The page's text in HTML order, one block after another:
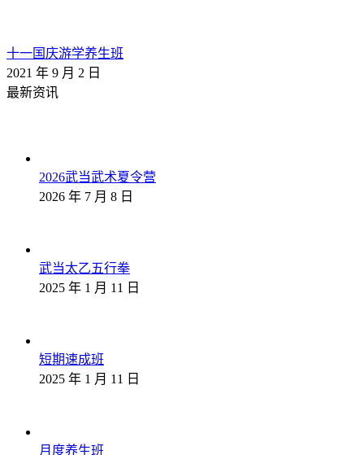
十一国庆游学养生班
2021 年 9 月 2 日
最新资讯
2026武当武术夏令营
2026 年 7 月 8 日
武当太乙五行拳
2025 年 1 月 11 日
短期速成班
2025 年 1 月 11 日
月度养生班